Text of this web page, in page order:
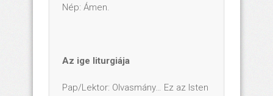
Nép: Ámen.
Az ige liturgiája
Pap/Lektor: Olvasmány… Ez az Isten